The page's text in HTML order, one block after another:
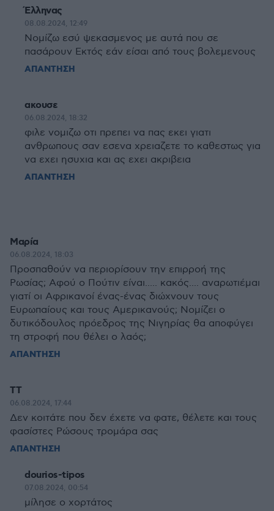
Έλληνας
08.08.2024, 12:49
Νομίζω εσύ ψεκασμενος με αυτά που σε
πασάρουν Εκτός εάν είσαι από τους βολεμενους
ΑΠΑΝΤΗΣΗ
ακουσε
06.08.2024, 18:32
φιλε νομιζω οτι πρεπει να πας εκει γιατι
ανθρωπους σαν εσενα χρειαζετε το καθεστως για
να εχει ησυχια και ας εχει ακριβεια
ΑΠΑΝΤΗΣΗ
Μαρία
06.08.2024, 18:03
Προσπαθούν να περιορίσουν την επιρροή της
Ρωσίας; Αφού ο Πούτιν είναι..... κακός.... αναρωτιέμαι
γιατί οι Αφρικανοί ένας-ένας διώχνουν τους
Ευρωπαίους και τους Αμερικανούς; Νομίζει ο
δυτικόδουλος πρόεδρος της Νιγηρίας θα αποφύγει
τη στροφή που θέλει ο λαός;
ΑΠΑΝΤΗΣΗ
TT
06.08.2024, 17:44
Δεν κοιτάτε που δεν έχετε να φατε, θέλετε και τους
φασίστες Ρώσους τρομάρα σας
ΑΠΑΝΤΗΣΗ
dourios-tipos
07.08.2024, 00:54
μίλησε ο χορτάτος